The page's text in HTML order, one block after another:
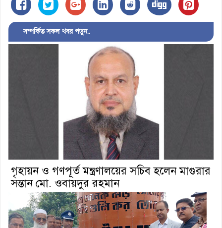
সম্পর্কিত সকল খবর পড়ুন..
গৃহায়ন ও গণপূর্ত মন্ত্রণালয়ের সচিব হলেন মাগুরার
সন্তান মো. ওবায়দুর রহমান